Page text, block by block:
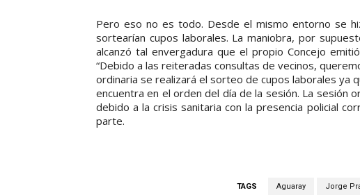
Pero eso no es todo. Desde el mismo entorno se
sortearían cupos laborales. La maniobra, por
alcanzó tal envergadura que el propio Concejo
“Debido a las reiteradas consultas de vecinos,
ordinaria se realizará el sorteo de cupos laborales ya
encuentra en el orden del día de la sesión. La sesión
debido a la crisis sanitaria con la presencia policial
parte.
TAGS Aguaray Jorge